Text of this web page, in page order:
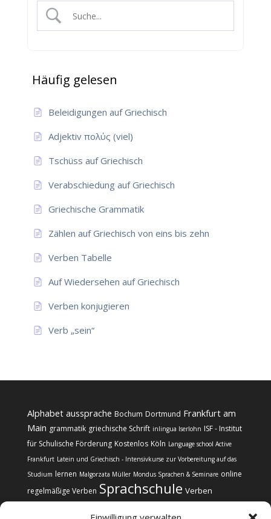
Häufig gelesen
Beleidigungen auf Griechisch
Adjektiv πολύς (viel)
Tschüss auf Griechisch
Verabschiedung auf Griechisch
Griechische Grammatik
Zählen auf Griechisch von eins bis zehn
Verben Tabelle
Auf Wiedersehen auf Griechisch
Verben konjugieren
Verb „sein“
Alphabet aussprache Bochum Dortmund Frankfurt am
Main grammatik griechische Schrift inlingua Iserlohn ISF - Institut
für Schulische Förderung Kostenlos Köln Language school Active
Frankfurt Latein und Griechisch - Intensivkurse zur Vorbereitung auf das
Studium lernen Malgorzata Müller Mondus Sprachen & Seminare online
regelmäßige Verben Sprachschule Verben